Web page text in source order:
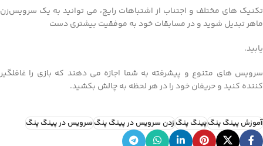
تکنیک‌ های مختلف و اجتناب از اشتباهات رایج، می‌ توانید به یک سرویس‌زن
ماهر تبدیل شوید و در مسابقات خود به موفقیت بیشتری دست
یابید.
سرویس‌ های متنوع و پیشرفته به شما اجازه می‌ دهند که بازی را غافلگیر
کننده کنید و حریفان خود را در هر لحظه به چالش بکشید.
آموزش پینگ پنگپینگ پنگزدن سرویس در پینگ پنگسرویس در پینگ پنگ